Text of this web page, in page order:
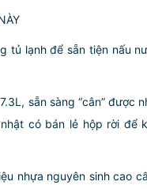
lạnh để sẵn tiện nấu
sẵn sàng “cân”
có bán lẻ hộp rời để
nhựa nguyên sinh cao